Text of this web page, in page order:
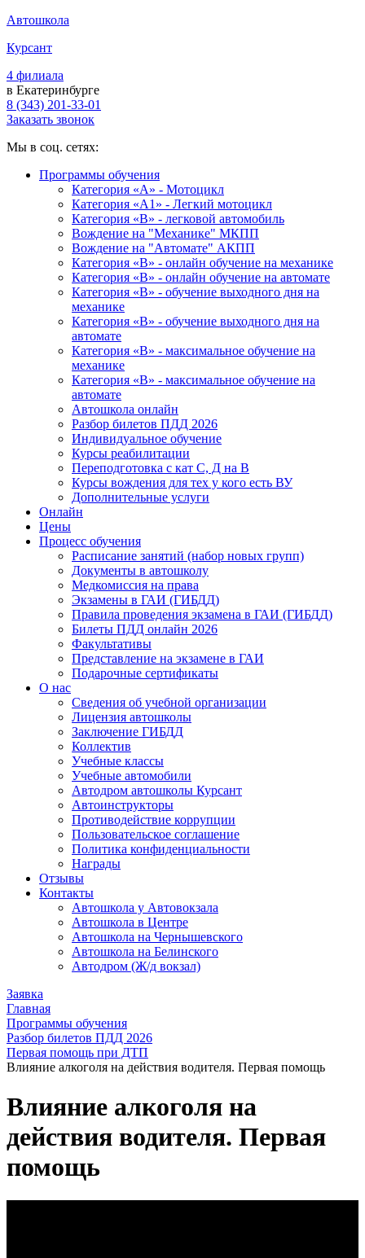
Автошкола
Курсант
4 филиала
в Екатеринбурге
8 (343) 201-33-01
Заказать звонок
Мы в соц. сетях:
Программы обучения
Категория «А» - Мотоцикл
Категория «A1» - Легкий мотоцикл
Категория «B» - легковой автомобиль
Вождение на "Механике" МКПП
Вождение на "Автомате" АКПП
Категория «B» - онлайн обучение на механике
Категория «B» - онлайн обучение на автомате
Категория «B» - обучение выходного дня на
механике
Категория «B» - обучение выходного дня на
автомате
Категория «B» - максимальное обучение на
механике
Категория «B» - максимальное обучение на
автомате
Автошкола онлайн
Разбор билетов ПДД 2026
Индивидуальное обучение
Курсы реабилитации
Переподготовка с кат С, Д на В
Курсы вождения для тех у кого есть ВУ
Дополнительные услуги
Онлайн
Цены
Процесс обучения
Расписание занятий (набор новых групп)
Документы в автошколу
Медкомиссия на права
Экзамены в ГАИ (ГИБДД)
Правила проведения экзамена в ГАИ (ГИБДД)
Билеты ПДД онлайн 2026
Факультативы
Представление на экзамене в ГАИ
Подарочные сертификаты
О нас
Сведения об учебной организации
Лицензия автошколы
Заключение ГИБДД
Коллектив
Учебные классы
Учебные автомобили
Автодром автошколы Курсант
Автоинструкторы
Противодействие коррупции
Пользовательское соглашение
Политика конфиденциальности
Награды
Отзывы
Контакты
Автошкола у Автовокзала
Автошкола в Центре
Автошкола на Чернышевского
Автошкола на Белинского
Автодром (Ж/д вокзал)
Заявка
Главная
Программы обучения
Разбор билетов ПДД 2026
Первая помощь при ДТП
Влияние алкоголя на действия водителя. Первая помощь
Влияние алкоголя на
действия водителя. Первая
помощь